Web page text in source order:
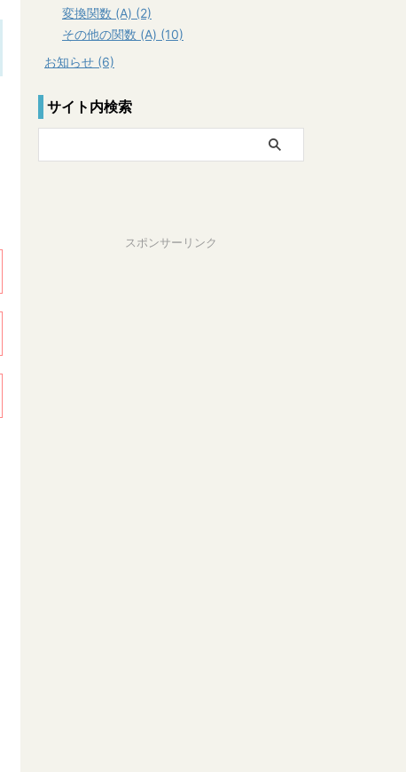
変換関数 (A) (2)
その他の関数 (A) (10)
お知らせ (6)
サイト内検索
スポンサーリンク